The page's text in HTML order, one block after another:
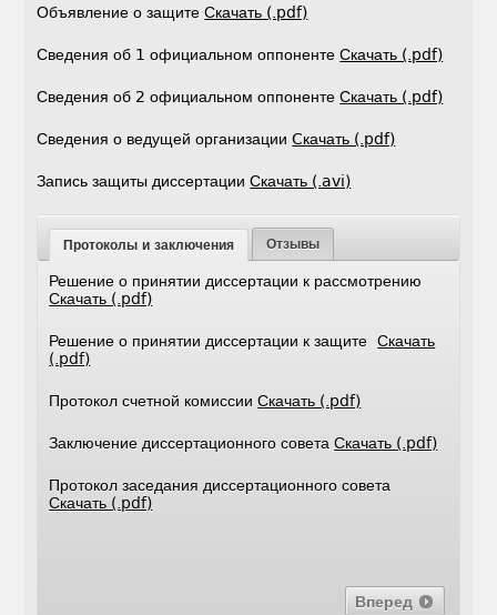
Объявление о защитеСкачать (.pdf)
Сведения об 1 официальном оппонентеСкачать (.pdf)
Сведения об 2 официальном оппонентеСкачать (.pdf)
Сведения о ведущей организацииCкачать (.pdf)
Запись защиты диссертацииСкачать (.avi)
Протоколы и заключения Отзывы
Решение о принятии диссертации к рассмотрению
Скачать (.pdf)
Решение о принятии диссертации к защитеСкачать
(.pdf)
Протокол счетной комиссииСкачать (.pdf)
Заключение диссертационного советаСкачать (.pdf)
Протокол заседания диссертационного совета
Скачать (.pdf)
Вперед